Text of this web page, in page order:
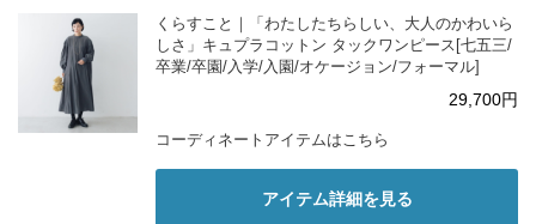
くらすこと｜「わたしたちらしい、大人のかわいら
しさ」キュプラコットン タックワンピース[七五三/
卒業/卒園/入学/入園/オケージョン/フォーマル]
29,700円
コーディネートアイテムはこちら
アイテム詳細を見る